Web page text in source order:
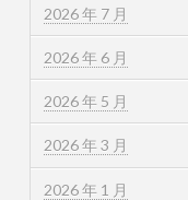
2026 年 7 月
2026 年 6 月
2026 年 5 月
2026 年 3 月
2026 年 1 月